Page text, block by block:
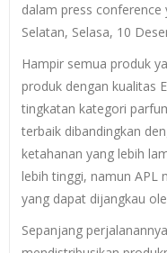
dalam press conference
Selatan, Selasa, 10
Hampir semua produk
produk dengan kualitas
tingkatan kategori
terbaik dibandingkan
ketahanan yang lebih
lebih tinggi, namun APL
yang dapat dijangkau
Sepanjang